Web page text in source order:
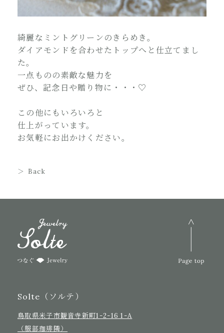
綺麗なミントグリーンのきらめき。
ダイアモンドを合わせたトップへと仕立てまし
た。
一点ものの素敵な魅力を
ぜひ、記念日や贈り物に・・・♡
この他にもいろいろと
仕上がっています。
お気軽にお出かけください。
Back
Solte（ソルテ）
鳥取県米子市観音寺新町1-2-16 1-A
（服部珈琲隣）